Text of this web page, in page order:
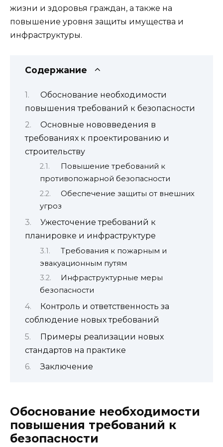
жизни и здоровья граждан, а также на
повышение уровня защиты имущества и
инфраструктуры.
Содержание
Обоснование необходимости
повышения требований к безопасности
Основные нововведения в
требованиях к проектированию и
строительству
Повышение требований к
противопожарной безопасности
Обеспечение защиты от внешних
угроз
Ужесточение требований к
планировке и инфраструктуре
Требования к пожарным и
эвакуационным путям
Инфраструктурные меры
безопасности
Контроль и ответственность за
соблюдение новых требований
Примеры реализации новых
стандартов на практике
Заключение
Обоснование необходимости
повышения требований к
безопасности